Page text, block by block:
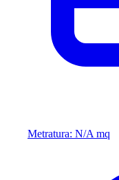
Metratura: N/A mq